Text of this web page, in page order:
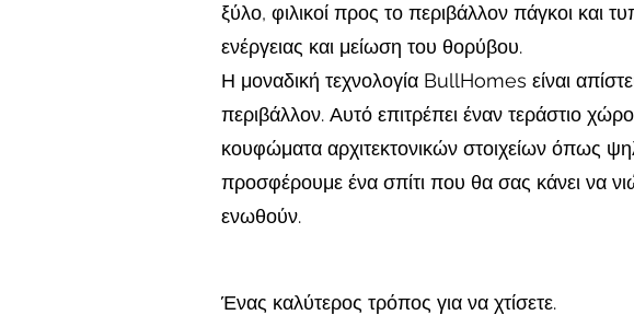
ξύλο, φιλικοί προς το περιβάλλον πάγκοι και
ενέργειας και μείωση του θορύβου.
Η μοναδική τεχνολογία BullHomes είναι
περιβάλλον. Αυτό επιτρέπει έναν τεράστιο
κουφώματα αρχιτεκτονικών στοιχείων όπως
προσφέρουμε ένα σπίτι που θα σας κάνει να
ενωθούν.
Ένας καλύτερος τρόπος για να χτίσετε.